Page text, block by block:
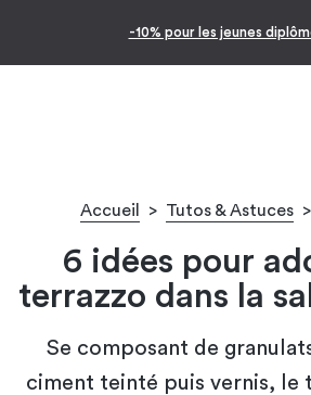
Facilitez vos achats avec le
Accueil > Tutos & Astuces >
6 idées pour
terrazzo dans la
Se composant de
ciment teinté puis vernis, le